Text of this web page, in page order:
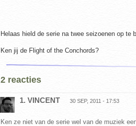
Helaas hield de serie na twee seizoenen op te
Ken jij de Flight of the Conchords?
2 reacties
1. VINCENT 30 SEP, 2011 - 17:53
Ken ze niet van de serie wel van de muziek